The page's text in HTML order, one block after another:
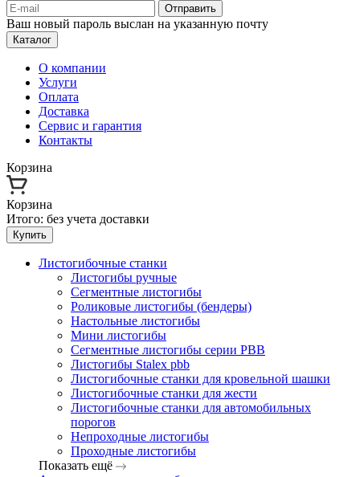
Отправить
Ваш новый пароль выслан на указанную почту
Каталог
О компании
Услуги
Оплата
Доставка
Сервис и гарантия
Контакты
Корзина
Корзина
Итого: без учета доставки
Купить
Листогибочные станки
Листогибы ручные
Сегментные листогибы
Роликовые листогибы (бендеры)
Настольные листогибы
Мини листогибы
Сегментные листогибы серии PBB
Листогибы Stalex pbb
Листогибочные станки для кровельной шашки
Листогибочные станки для жести
Листогибочные станки для автомобильных
порогов
Непроходные листогибы
Проходные листогибы
Показать ещё